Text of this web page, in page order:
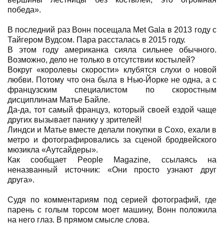
победа».
В последний раз Вонн посещала Met Gala в 2013 году с
Тайгером Вудсом. Пара рассталась в 2015 году.
В этом году американка сияла сильнее обычного.
Возможно, дело не только в отсутствии костылей?
Вокруг «королевы скорости» клубятся слухи о новой
любви. Потому что она была в Нью-Йорке не одна, а с
французским специалистом по скоростным
дисциплинам Матье Байле.
Да-да, тот самый француз, который своей ездой чаще
других вызывает панику у зрителей!
Линдси и Матье вместе делали покупки в Сохо, ехали в
метро и фотографировались за сценой бродвейского
мюзикла «Аутсайдеры».
Как сообщает People Magazine, ссылаясь на
неназванный источник: «Они просто узнают друг
друга».
Судя по комментариям под серией фотографий, где
парень с голым торсом моет машину, Вонн положила
на него глаз. В прямом смысле слова.